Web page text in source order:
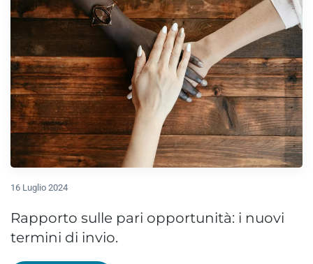
16 Luglio 2024
Rapporto sulle pari opportunità: i nuovi
termini di invio.